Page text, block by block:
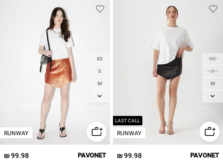
LAST CALL
RUNWAY
XS
S
M
L
99.98 ₪ PAVONET
RUNWAY
XS
S
M
L
99.98 ₪ PAVONET